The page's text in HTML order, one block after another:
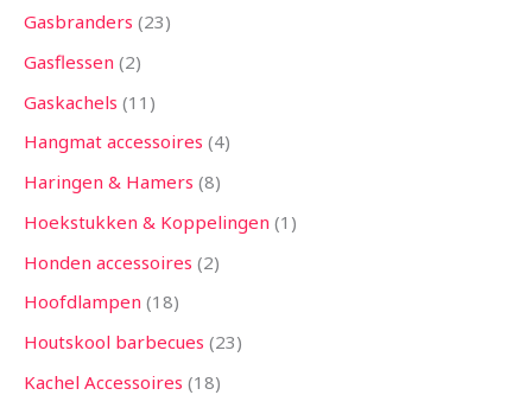
Gasbranders 23
Gasflessen 2
Gaskachels 11
Hangmat accessoires 4
Haringen & Hamers 8
Hoekstukken & Koppelingen 1
Honden accessoires 2
Hoofdlampen 18
Houtskool barbecues 23
Kachel Accessoires 18